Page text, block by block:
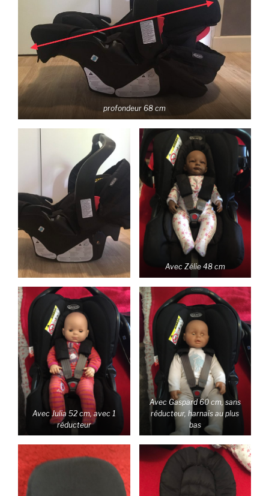
profondeur 68 cm
Avec Zélie 48 cm
Avec Julia 52 cm, avec 1
réducteur
Avec Gaspard 60 cm, sans
réducteur, harnais au plus
bas